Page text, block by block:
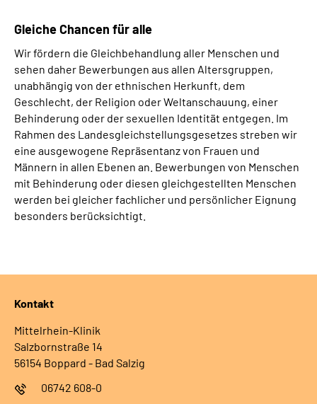
GleicheChancen für alle
Wir fördern die Gleichbehandlung aller Menschen und
sehen daher Bewerbungen aus allen Altersgruppen,
unabhängig von der ethnischen Herkunft, dem
Geschlecht, der Religion oder Weltanschauung, einer
Behinderung oder der sexuellen Identität entgegen. Im
Rahmen des Landesgleichstellungsgesetzes streben wir
eine ausgewogene Repräsentanz von Frauen und
Männern in allen Ebenen an. Bewerbungen von Menschen
mit Behinderung oder diesen gleichgestellten Menschen
werden bei gleicher fachlicher und persönlicher Eignung
besonders berücksichtigt.
Kontakt
Mittelrhein-Klinik
Salzbornstraße 14
56154 Boppard - Bad Salzig
06742 608-0